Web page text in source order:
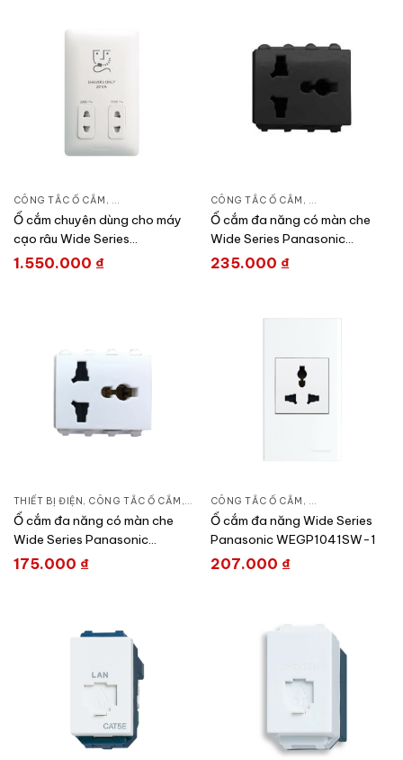
CÔNG TẮC Ổ CẮM , DÒNG WIDE SERIES ,THIẾT BỊ ĐIỆN
Ổ cắm chuyên dùng cho máy
cạo râu Wide Series
Panasonic WSBC9120SW-
1.550.000 ₫
CÔNG TẮC Ổ CẮM , DÒNG WIDE
Ổ cắm đa năng có màn che
Wide Series Panasonic
WEI1171H-VN
235.000 ₫
THIẾT BỊ ĐIỆN, CÔNG TẮC Ổ CẮM , DÒNG WIDE SERIES
Ổ cắm đa năng có màn che
Wide Series Panasonic
WEI1171SW-VN
175.000 ₫
CÔNG TẮC Ổ CẮM , DÒNG WIDE
Ổ cắm đa năng Wide Series
Panasonic WEGP1041SW-1
207.000 ₫